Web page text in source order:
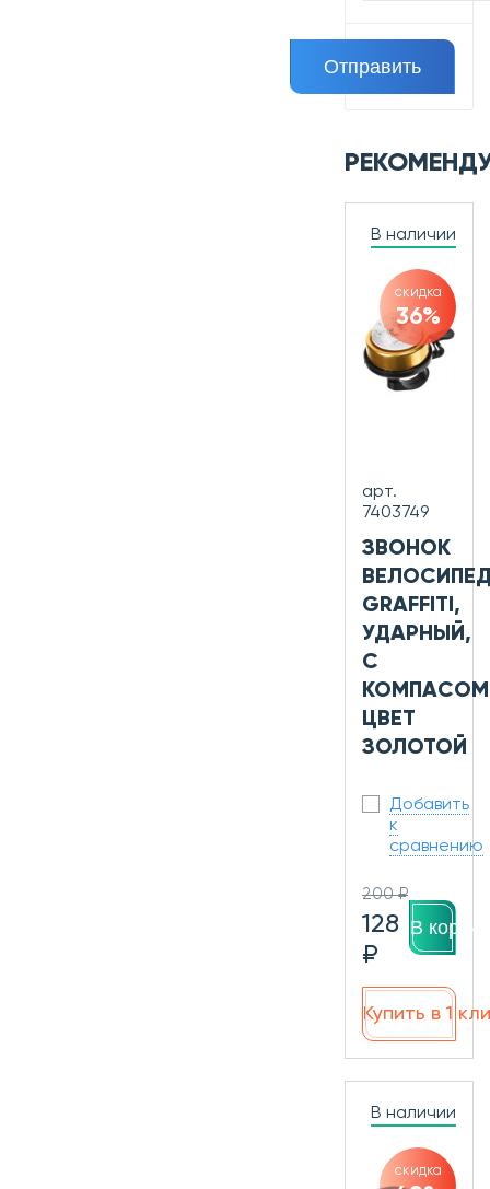
В наличии
скидка
36%
арт.
7403749
ЗВОНОК
GRAFFITI,
УДАРНЫЙ,
С
ЦВЕТ
ЗОЛОТОЙ
Добавить
к
сравнению
200 ₽
128
₽
В
Купить в 1
В наличии
скидка